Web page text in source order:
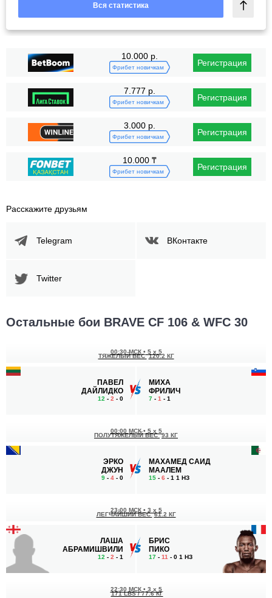
Вся статистика
10.000 р.
Фрибет новичкам Регистрация
7.777 р.
Фрибет новичкам Регистрация
3.000 р.
Фрибет новичкам Регистрация
10.000 ₸
Фрибет новичкам Регистрация
Расскажите друзьям
Telegram ВКонтакте
Twitter
Остальные бои BRAVE CF 106 & WFC 30
ПАВЕЛ
ДАЙЛИДКО
12 - 2 - 0
00:30 МСК • 5 x 5
ТЯЖЕЛЫЙ ВЕС 120.2 КГ
МИХА
ФРИЛИЧ
7 - 1 - 1
ЭРКО
ДЖУН
9 - 4 - 0
00:00 МСК• 5 x 5
ПОЛУТЯЖЕЛЫЙ ВЕС 93 КГ
МАХАМЕД САИД
МААЛЕМ
15 - 6 - 1 1 НЗ
ЛАША
АБРАМИШВИЛИ
12 - 2 - 1
23:00 МСК • 3 x 5
ЛЕГЧАЙШИЙ ВЕС 61.2 КГ
БРИС
ПИКО
17 - 11 - 0 1 НЗ
22:30 МСК • 3 x 5
171 LBS / 77.6 КГ